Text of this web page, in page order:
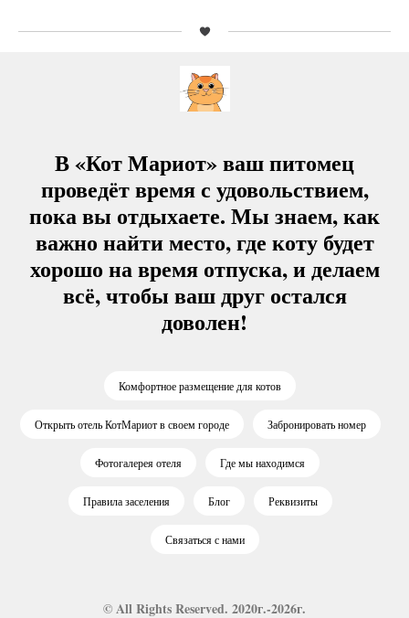
В «Кот Мариот» ваш питомец
проведёт время с удовольствием,
пока вы отдыхаете. Мы знаем, как
важно найти место, где коту будет
хорошо на время отпуска, и делаем
всё, чтобы ваш друг остался
доволен!
Комфортное размещение для котов
Открыть отель КотМариот в своем городе Забронировать номер
Фотогалерея отеля Где мы находимся
Правила заселения Блог Реквизиты
Связаться с нами
© All Rights Reserved. 2020г.-2026г.